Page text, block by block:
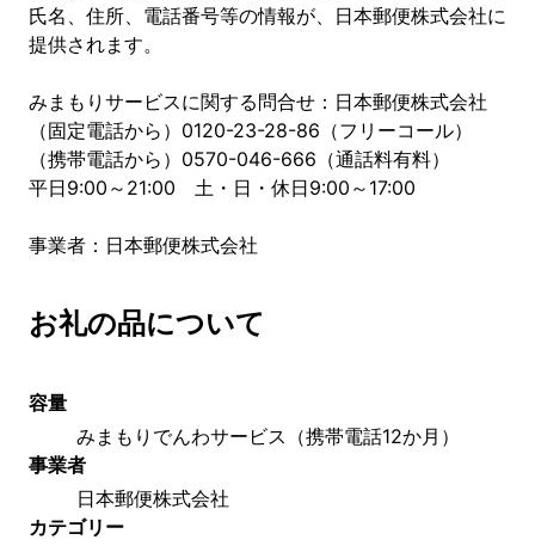
氏名、住所、電話番号等の情報が、日本郵便株式会社に
提供されます。
みまもりサービスに関する問合せ：日本郵便株式会社
（固定電話から）0120-23-28-86（フリーコール）
（携帯電話から）0570-046-666（通話料有料）
平日9:00～21:00 土・日・休日9:00～17:00
事業者：日本郵便株式会社
お礼の品について
容量
みまもりでんわサービス（携帯電話12か月）
事業者
日本郵便株式会社
カテゴリー